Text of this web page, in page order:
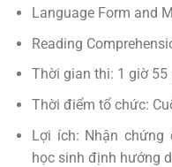
Language Form and
Reading
Thời gian thi: 1 giờ 55
Thời điểm tổ chức:
Lợi ích: Nhận chứng
học sinh định hướng